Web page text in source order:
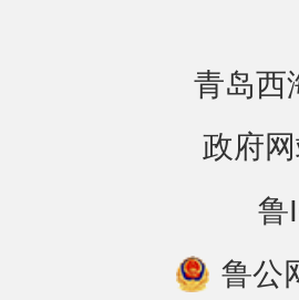
青岛西
政府
鲁
鲁公